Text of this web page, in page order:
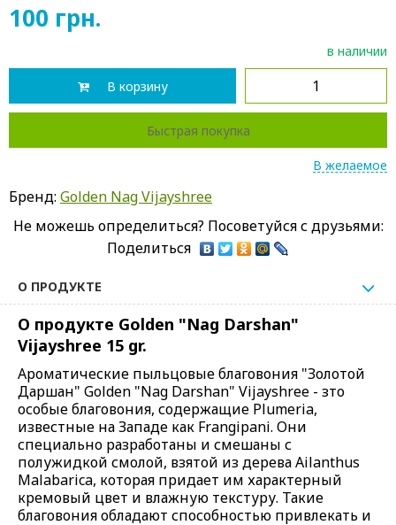
100 грн.
в наличии
В корзину
Быстрая покупка
В желаемое
Бренд: Golden Nag Vijayshree
Не можешь определиться? Посоветуйся с друзьями:
Поделиться
О ПРОДУКТЕ
О продукте Golden "Nag Darshan"
Vijayshree 15 gr.
Ароматические пыльцовые благовония "Золотой
Даршан" Golden "Nag Darshan" Vijayshree - зто
особые благовония, содержащие Plumeria,
известные на Западе как Frangipani. Они
специально разработаны и смешаны с
полужидкой смолой, взятой из дерева Ailanthus
Malabarica, которая придает им характерный
кремовый цвет и влажную текстуру. Такие
благовония обладают способностью привлекать и